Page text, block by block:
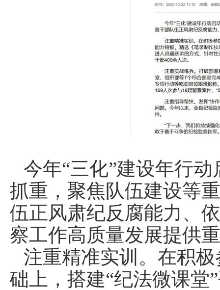
今年“三化”建设年行
抓重，聚焦队伍建设等
伍正风肃纪反腐能力、
察工作高质量发展提供
注重精准实训。在积
础上，搭建“纪法微课堂